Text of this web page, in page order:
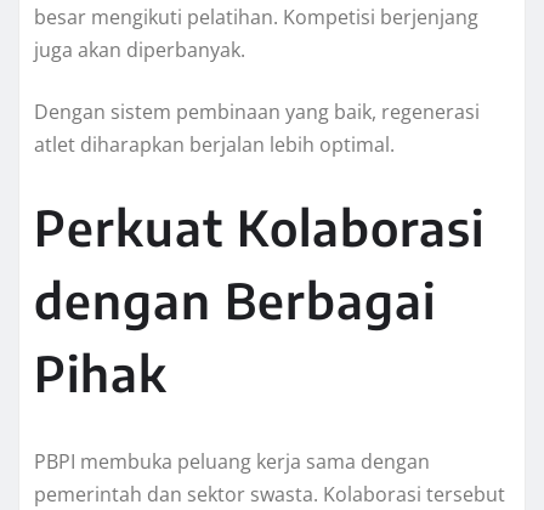
besar mengikuti pelatihan. Kompetisi berjenjang
juga akan diperbanyak.
Dengan sistem pembinaan yang baik, regenerasi
atlet diharapkan berjalan lebih optimal.
Perkuat Kolaborasi
dengan Berbagai
Pihak
PBPI membuka peluang kerja sama dengan
pemerintah dan sektor swasta. Kolaborasi tersebut